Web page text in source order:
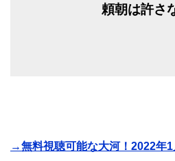
頼朝は許さ
→無料視聴可能な大河！2022年